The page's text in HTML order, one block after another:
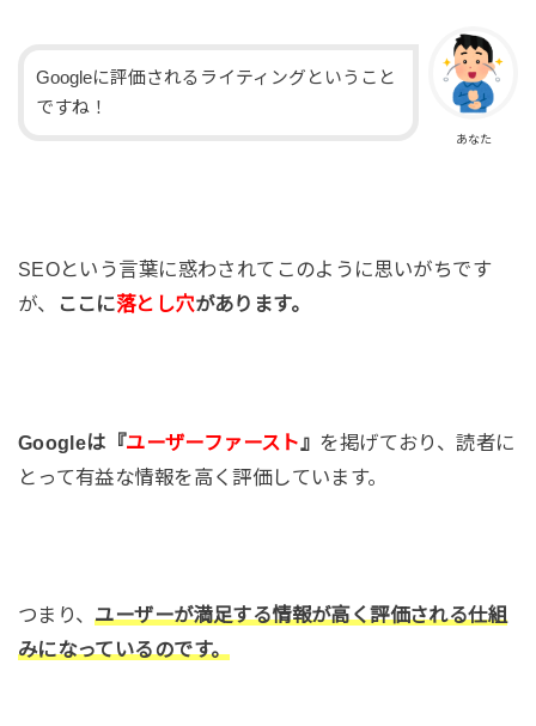
あなた
Googleに評価されるライティングということ
ですね！
SEOという言葉に惑わされてこのように思いがちです
が、
ここに落とし穴があります。
Googleは『ユーザーファースト』 を掲げており、読者に
とって有益な情報を高く評価しています。
つまり、ユーザーが満足する情報が高く評価される仕組
みになっているのです。